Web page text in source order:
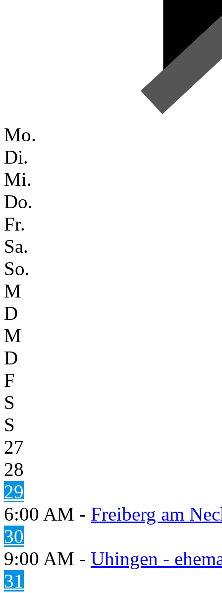
Mo.
Di.
Mi.
Do.
Fr.
Sa.
So.
M
D
M
D
F
S
S
27
28
29
6:00 AM - Freiberg am
30
9:00 AM - Uhingen -
31